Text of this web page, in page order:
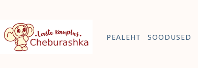
PEALEHT SOODUSED